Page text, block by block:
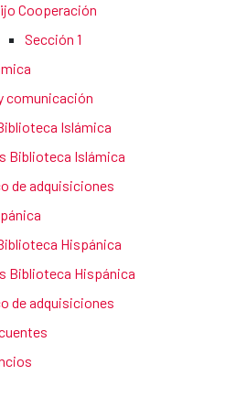
Cooperación
Sección 1
comunicación
Islámica
Biblioteca Islámica
de adquisiciones
Hispánica
Biblioteca Hispánica
de adquisiciones